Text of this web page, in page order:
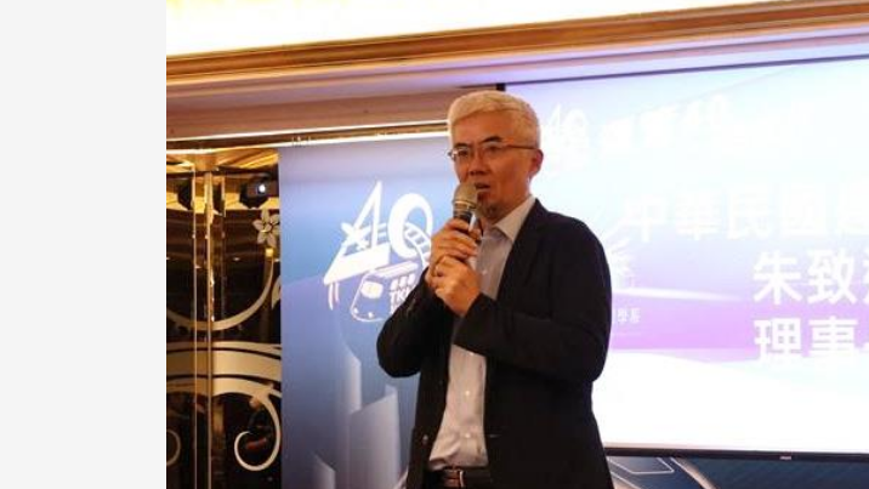
校友会活动 (系
系友会第3届第4次理监事
大学电子与电机系友会于115
3 版 校友会活动 (系
所、其他)
风保系友会兰阳探梅漫游 齐聚
共谱初夏欢乐乐章
在连日大雨阴霾下，风保系友会
在115年6月27日(六)举办的一日
游，神奇迎来超幸运好天气。大 ...
3 版 校友会活动 (系
香港校友会前会长叶雅琴学姐与
杜天宝学长一家，于115年6月4日
(四)返校拜访校友处，受到校友 ...